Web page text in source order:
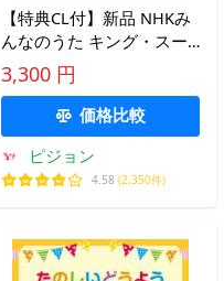
【特典CL付】新品 NHKみ
んなのうた キング・スー
パー・ツイン・シリーズ
2026 / (CD) KICW7815
3,300 円
価格比較
ピジョン
4.58 (2,350件)